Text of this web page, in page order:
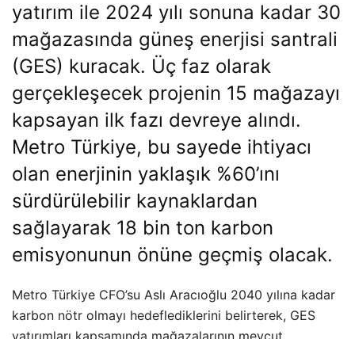
yatırım ile 2024 yılı sonuna kadar 30
mağazasında güneş enerjisi santrali
(GES) kuracak. Üç faz olarak
gerçekleşecek projenin 15 mağazayı
kapsayan ilk fazı devreye alındı.
Metro Türkiye, bu sayede ihtiyacı
olan enerjinin yaklaşık %60’ını
sürdürülebilir kaynaklardan
sağlayarak 18 bin ton karbon
emisyonunun önüne geçmiş olacak.
Metro Türkiye CFO’su Aslı Aracıoğlu 2040 yılına kadar
karbon nötr olmayı hedeflediklerini belirterek, GES
yatırımları kapsamında mağazalarının mevcut